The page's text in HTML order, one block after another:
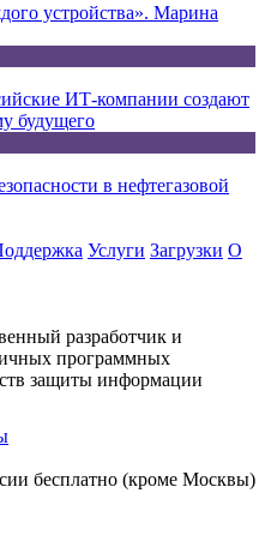
устройства». Марина
ИТ-компании создают
будущего
в нефтегазовой
Услуги Загрузки О
разработчик и
программных
защиты информации
бесплатно (кроме Москвы)